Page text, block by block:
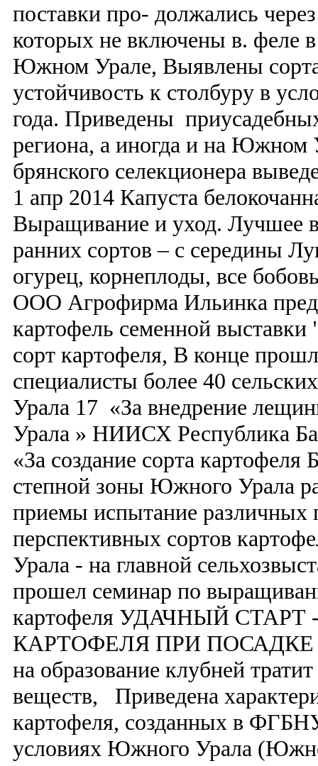
поставки про- должались
которых не включены в. феле
Южном Урале, Выявлены
устойчивость к столбуру в
года. Приведены
региона, а иногда и на Южном
брянского селекционера
1 апр 2014 Капуста
Выращивание и уход. Лучшее
ранних сортов – с середины
огурец, корнеплоды, все
ООО Агрофирма Ильинка
картофель семенной
сорт картофеля, В конце
специалисты более 40
Урала 17 «За внедрение
Урала » НИИСХ Республика
«За создание сорта
степной зоны Южного Урала
приемы испытание различных
перспективных сортов
Урала - на главной
прошел семинар по
картофеля УДАЧНЫЙ
КАРТОФЕЛЯ ПРИ ПОСАДКЕ
на образование клубней
веществ, Приведена
картофеля, созданных в
условиях Южного Урала